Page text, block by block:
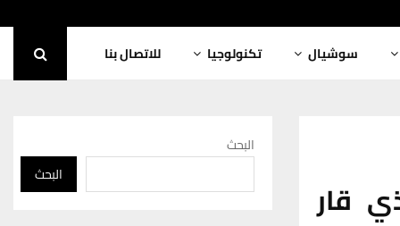
سوشيال تكنولوجيا للاتصال بنا
قار
البحث
البحث